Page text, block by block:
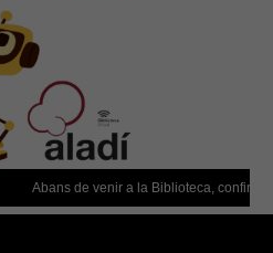
Abans de venir a la Biblioteca,
necessàries
per al bon
funcionament
web.